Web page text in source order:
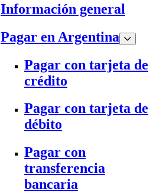
Información general
Pagar en Argentina
Pagar con tarjeta de
crédito
Pagar con tarjeta de
débito
Pagar con
transferencia
bancaria